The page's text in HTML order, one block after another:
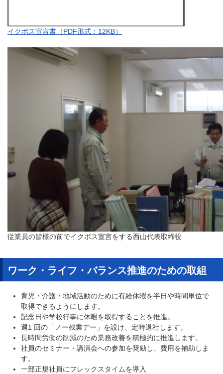
イクボス宣言書（PDF形式：12KB）
従業員の皆様の前でイクボス宣言をする西山代表取締役
ワーク・ライフ・バランス推進のための取組
育児・介護・地域活動のために有給休暇を半日や時間単位で
取得できるようにします。
記念日や学校行事に休暇を取得することを推進。
週1 回の「ノー残業デー」を設け、定時退社します。
長時間労働の削減のため業務改善を積極的に推進します。
社員のセミナー・講演会への参加を奨励し、費用を補助しま
す。
一部正規社員にフレックスタイムを導入